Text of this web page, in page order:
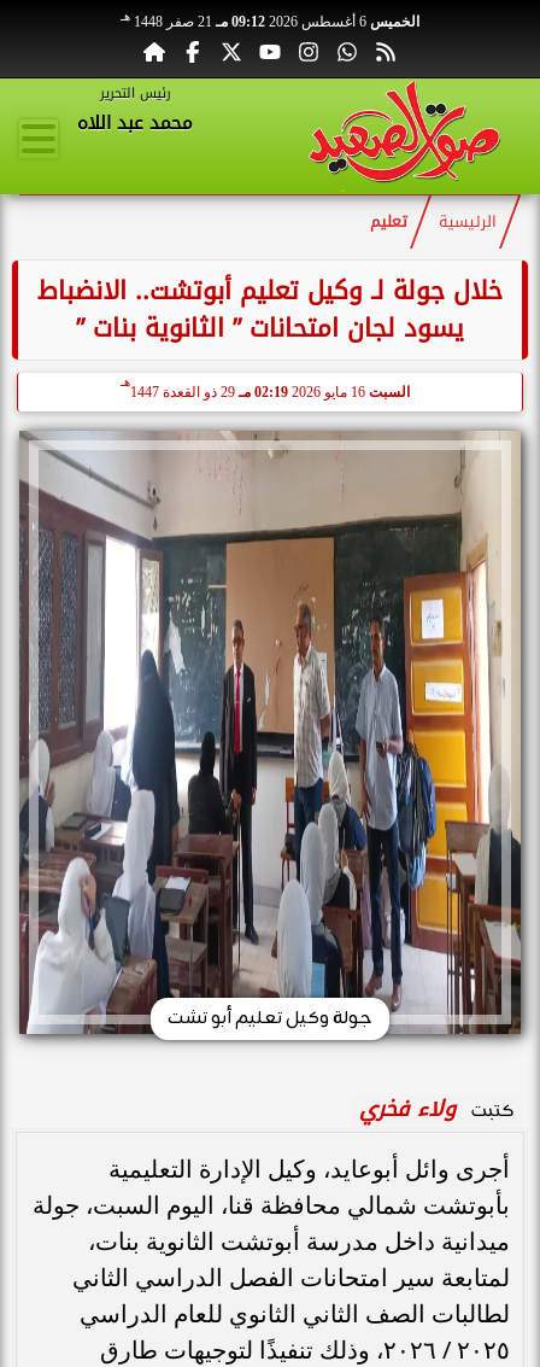
الخميس 09:12 مـ 21 صفر 1448 هـ
رئيس التحرير
محمد عبد اللاه
الرئيسية تعليم
خلال جولة لـ وكيل تعليم أبوتشت.. الانضباط
يسود لجان امتحانات ” الثانوية بنات ”
السبت 02:19 مـ 29 ذو القعدة 1447
هـ
جولة وكيل تعليم أبو تشت
كتبت ولاء فخري
أجرى وائل أبوعايد، وكيل الإدارة التعليمية
بأبوتشت شمالي محافظة قنا، اليوم السبت، جولة
ميدانية داخل مدرسة أبوتشت الثانوية بنات،
لمتابعة سير امتحانات الفصل الدراسي الثاني
لطالبات الصف الثاني الثانوي للعام الدراسي
٢٠٢٥ / ٢٠٢٦، وذلك تنفيذًا لتوجيهات طارق